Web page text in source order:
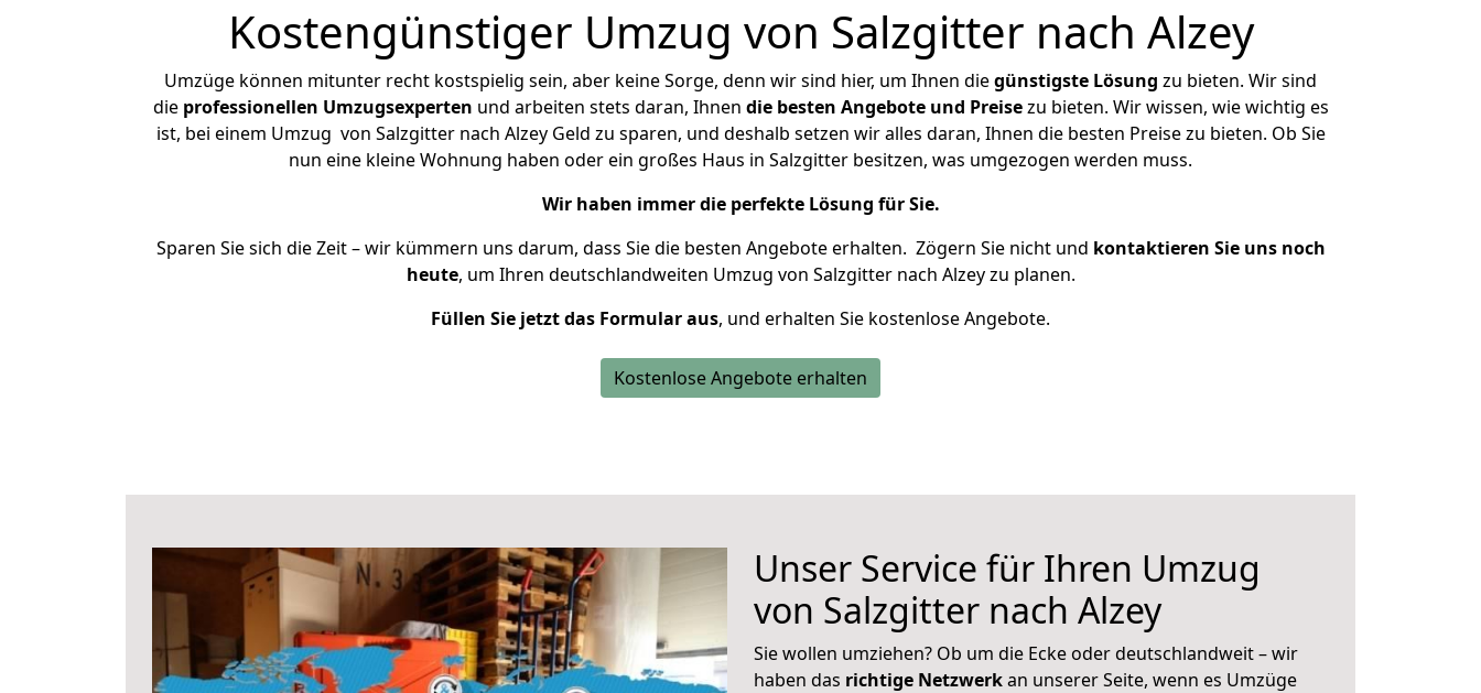
Kostengünstiger Umzug von Salzgitter nach Alzey
Umzüge können mitunter recht kostspielig sein, aber keine Sorge, denn wir sind hier, um Ihnen diegünstigste Lösung zu bieten. Wir sind
die professionellen Umzugsexperten und arbeiten stets daran, Ihnen die besten Angebote und Preisezu bieten. Wir wissen, wie wichtig es
ist, bei einem Umzug von Salzgitter nach Alzey Geld zu sparen, und deshalb setzen wir alles daran, Ihnen die besten Preise zu bieten. Ob Sie
nun eine kleine Wohnung haben oder ein großes Haus in Salzgitter besitzen, was umgezogen werden muss.
Wir haben immer die perfekte Lösung für Sie.
Sparen Sie sich die Zeit – wir kümmern uns darum, dass Sie die besten Angebote erhalten. Zögern Sie nicht und kontaktieren Sie uns noch
heute, um Ihren deutschlandweiten Umzug von Salzgitter nach Alzey zu planen.
Füllen Sie jetzt das Formular aus, und erhalten Sie kostenlose Angebote.
Kostenlose Angebote erhalten
Unser Service für Ihren Umzug
von Salzgitter nach Alzey
Sie wollen umziehen? Ob um die Ecke oder deutschlandweit – wir
haben das richtige Netzwerkan unserer Seite, wenn es Umzüge